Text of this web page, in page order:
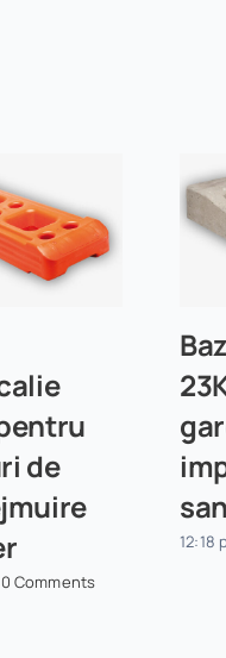
de
0 Comments
12:18